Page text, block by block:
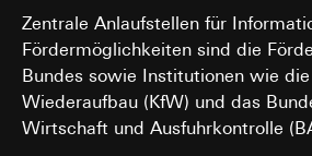
Zentrale Anlaufstellen für
Fördermöglichkeiten sind die
Bundes sowie Institutionen wie
Wiederaufbau (KfW) und das
Wirtschaft und Ausfuhrkontrolle
Abs. 1 lit. a DSGVO
Lebensdauer des Cookies:
Hotjar
Drittlandübermittlung: Wir
personenbezogenen Daten nicht
Im Hinblick auf die Übermittlung
personenbezogenen Daten in